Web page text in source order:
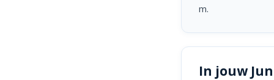
m.
In jouw